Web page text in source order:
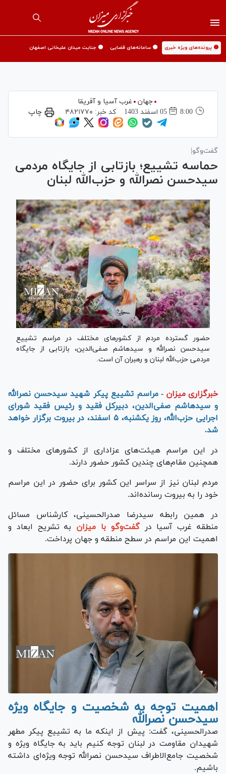
🟡 پرونده‌های ویژه خبری 🟡 سامانه‌های قضایی 🟡 جنایت میدان علیخانی اصفهان
جهان
غرب آسیا و آفریقا
8:00
05 اسفند 1403 کد خبر: ۴۸۲۱۷۷۰ چاپ
گفت‌وگو|
حماسه تشییع؛ بازتابی از جایگاه مردمی
سیدحسن نصرالله و حزب‌‌الله لبنان
حضور گسترده مردم از کشورهای مختلف در مراسم تشییع
سیدحسن نصرالله و سیدهاشم صفی‌الدین، بازتابی از جایگاه
مردمی حزب‌الله لبنان و رهبران آن است.
خبرگزاری میزان - مراسم تشییع پیکر شهید سیدحسن نصرالله
و سیدهاشم صفی‌الدین، دبیرکل فقید و رئیس فقید شورای
اجرایی حزب‌الله، روز یکشنبه، ۵ اسفند، در بیروت برگزار خواهد
شد.
در این مراسم هیئت‌های عزاداری از کشور‌های مختلف و
همچنین مقام‌های چندین کشور حضور دارند.
مردم لبنان نیز از سراسر این کشور برای حضور در این مراسم
خود را به بیروت رسانده‌اند.
در همین رابطه سیدرضا صدرالحسینی، کارشناس مسائل
منطقه غرب آسیا درگفت‌و‌گو با میزان به تشریح ابعاد و
اهمیت این مراسم در سطح منطقه و جهان پرداخت.
اهمیت توجه به شخصیت و جایگاه ویژه
سیدحسن نصرالله
صدرالحسینی، گفت: پیش از اینکه ما به تشییع پیکر مطهر
شهیدان مقاومت در لبنان توجه کنیم باید به جایگاه ویژه و
شخصیت جامع‌الاطراف سیدحسن نصرالله توجه ویژه‌ای داشته
باشیم.